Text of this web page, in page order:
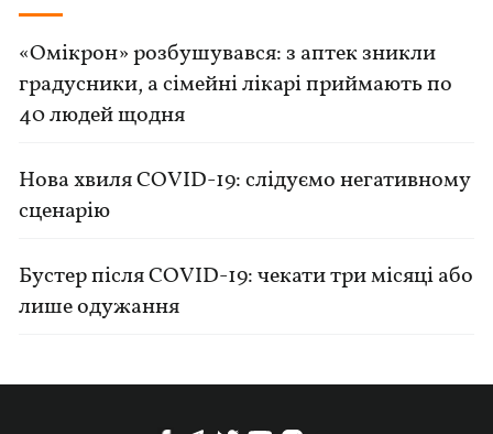
«Омікрон» розбушувався: з аптек зникли
градусники, а сімейні лікарі приймають по
40 людей щодня
Нова хвиля COVID-19: слідуємо негативному
сценарію
Бустер після COVID-19: чекати три місяці або
лише одужання